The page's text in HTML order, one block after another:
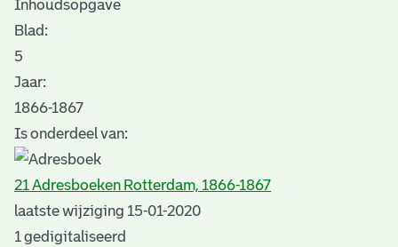
Inhoudsopgave
Blad:
5
Jaar:
1866-1867
Is onderdeel van:
21 Adresboeken Rotterdam, 1866-1867
laatste wijziging 15-01-2020
1 gedigitaliseerd